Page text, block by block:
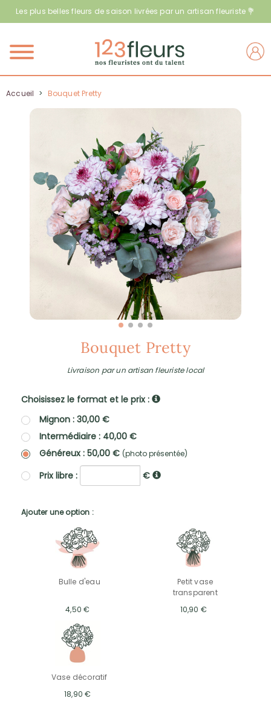
Les plus belles fleurs de saison livrées par un artisan fleuriste 💐
Menu
Accueil > Bouquet Pretty
Bouquet Pretty
Livraison par un artisan fleuriste local
Choisissez le format et le prix :
Mignon : 30,00 €
Intermédiaire : 40,00 €
Généreux : 50,00 € (photo présentée)
Prix libre : €
Ajouter une option :
Bulle d'eau
4,50 €
Petit vase
transparent
10,90 €
Vase décoratif
18,90 €